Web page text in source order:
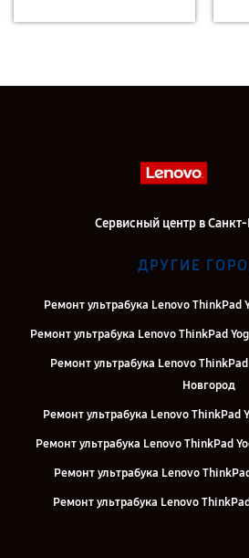
Сервисный центр в
ДРУГИЕ
Ремонт ультрабука Lenovo ThinkPad
Ремонт ультрабука Lenovo ThinkPad
Ремонт ультрабука Lenovo
Новгород
Ремонт ультрабука Lenovo ThinkPad
Ремонт ультрабука Lenovo ThinkPad
Ремонт ультрабука Lenovo
Ремонт ультрабука Lenovo